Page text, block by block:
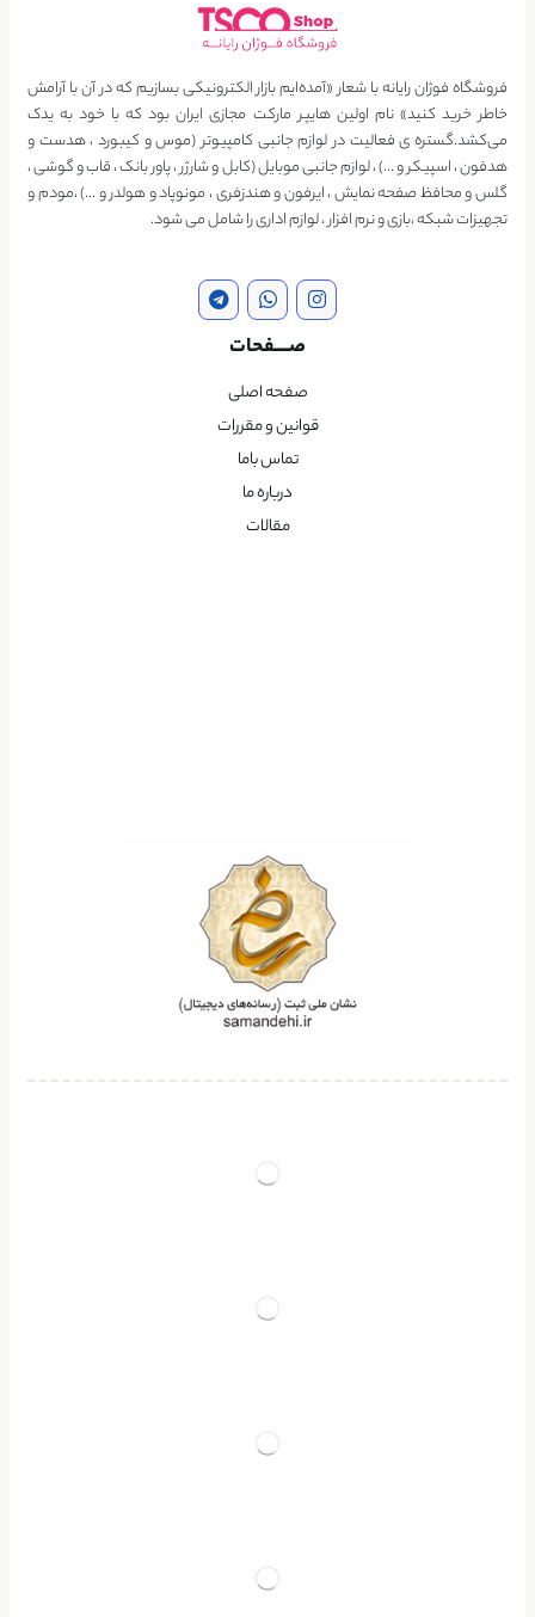
فروشگاه فوژان رایانه با شعار «آمده‌ایم بازار الکترونیکی بسازیم که در آن با آرامش
خاطر خرید کنید» نام اولین هایپر مارکت مجازی ایران بود که با خود به یدک
می‌کشد.گستره ی فعالیت در لوازم جانبی کامپیوتر (موس و کیبورد ، هدست و
هدفون ، اسپیکر و …) ، لوازم جانبی موبایل (کابل و شارژر ، پاور بانک ، قاب و گوشی ،
گلس و محافظ صفحه نمایش ، ایرفون و هندزفری ، مونوپاد و هولدر و …) ،مودم و
تجهیزات شبکه ،بازی و نرم افزار ، لوازم اداری را شامل می شود.
صــــفحات
صفحه اصلی
قوانین و مقررات
تماس باما
درباره ما
مقالات